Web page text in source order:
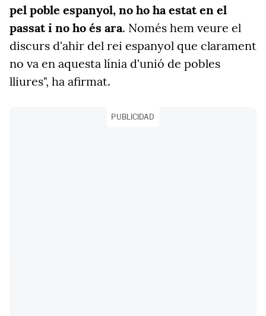
pel poble espanyol, no ho ha estat en el
passat i no ho és ara. Només hem veure el
discurs d'ahir del rei espanyol que clarament
no va en aquesta línia d'unió de pobles
lliures", ha afirmat.
PUBLICIDAD